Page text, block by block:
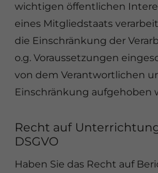
wichtigen öffentlichen
eines Mitgliedstaats
die Einschränkung der
o.g. Voraussetzungen
von dem Verantwortlichen
Einschränkung aufgehoben
Recht auf
DSGVO
Haben Sie das Recht auf